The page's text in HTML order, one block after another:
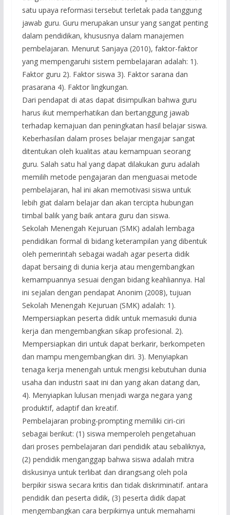
satu upaya reformasi tersebut terletak pada tanggung
jawab guru. Guru merupakan unsur yang sangat penting
dalam pendidikan, khususnya dalam manajemen
pembelajaran. Menurut Sanjaya (2010), faktor-faktor
yang mempengaruhi sistem pembelajaran adalah: 1).
Faktor guru 2). Faktor siswa 3). Faktor sarana dan
prasarana 4). Faktor lingkungan.
Dari pendapat di atas dapat disimpulkan bahwa guru
harus ikut memperhatikan dan bertanggung jawab
terhadap kemajuan dan peningkatan hasil belajar siswa.
Keberhasilan dalam proses belajar mengajar sangat
ditentukan oleh kualitas atau kemampuan seorang
guru. Salah satu hal yang dapat dilakukan guru adalah
memilih metode pengajaran dan menguasai metode
pembelajaran, hal ini akan memotivasi siswa untuk
lebih giat dalam belajar dan akan tercipta hubungan
timbal balik yang baik antara guru dan siswa.
Sekolah Menengah Kejuruan (SMK) adalah lembaga
pendidikan formal di bidang keterampilan yang dibentuk
oleh pemerintah sebagai wadah agar peserta didik
dapat bersaing di dunia kerja atau mengembangkan
kemampuannya sesuai dengan bidang keahliannya. Hal
ini sejalan dengan pendapat Anonim (2008), tujuan
Sekolah Menengah Kejuruan (SMK) adalah: 1).
Mempersiapkan peserta didik untuk memasuki dunia
kerja dan mengembangkan sikap profesional. 2).
Mempersiapkan diri untuk dapat berkarir, berkompeten
dan mampu mengembangkan diri. 3). Menyiapkan
tenaga kerja menengah untuk mengisi kebutuhan dunia
usaha dan industri saat ini dan yang akan datang dan,
4). Menyiapkan lulusan menjadi warga negara yang
produktif, adaptif dan kreatif.
Pembelajaran probing-prompting memiliki ciri-ciri
sebagai berikut: (1) siswa memperoleh pengetahuan
dari proses pembelajaran dari pendidik atau sebaliknya,
(2) pendidik menganggap bahwa siswa adalah mitra
diskusinya untuk terlibat dan dirangsang oleh pola
berpikir siswa secara kritis dan tidak diskriminatif. antara
pendidik dan peserta didik, (3) peserta didik dapat
mengembangkan cara berpikirnya untuk memahami